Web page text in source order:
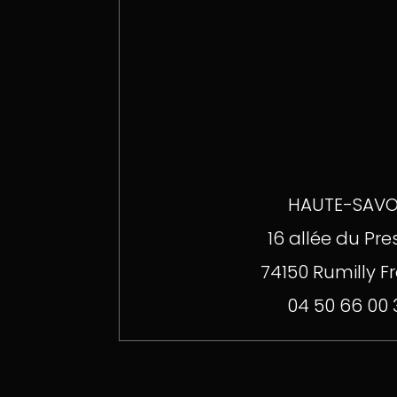
HAUTE-
16 allée du
74150 Rumilly
04 50 66 00